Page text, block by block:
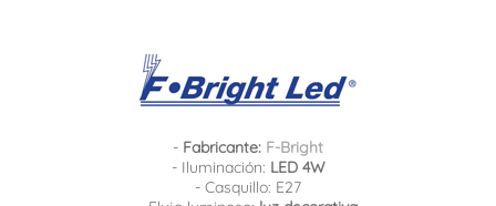
- Fabricante: F-Bright
- Iluminación: LED 4W
- Casquillo: E27